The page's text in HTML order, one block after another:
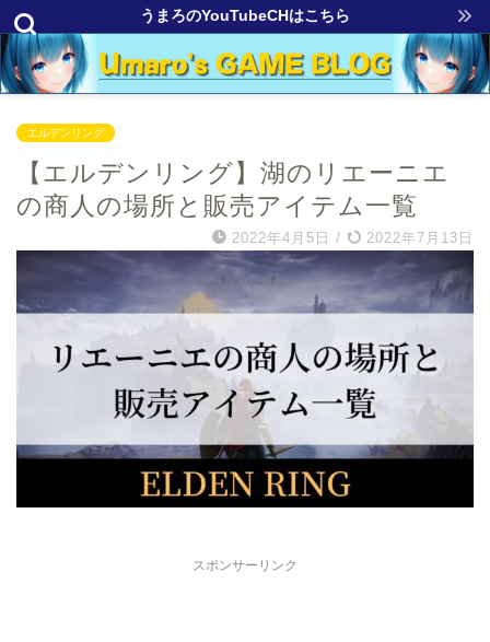
うまろのYouTubeCHはこちら
エルデンリング
【エルデンリング】湖のリエーニエ
の商人の場所と販売アイテム一覧
2022年4月5日 / 2022年7月13日
スポンサーリンク